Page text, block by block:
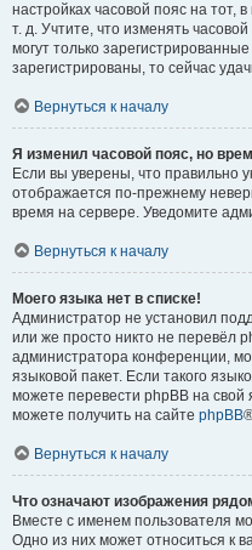
настройках часовой пояс на тот,
т. д. Учтите, что изменять
могут только
зарегистрированы, то сейчас
Вернуться к началу
Я изменил часовой пояс, но
Если вы уверены, что правильно
отображается по-прежнему
время на сервере. Уведомите
Вернуться к началу
Моего языка нет в списке!
Администратор не установил
или же просто никто не перевёл
администратора конференции,
языковой пакет. Если такого
можете перевести phpBB на
можете получить на сайте phpBB
Вернуться к началу
Что означают изображения
Вместе с именем пользователя
Одно из них может относиться к